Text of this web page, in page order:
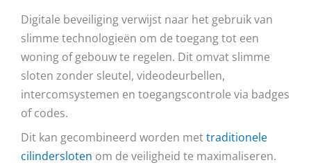
Digitale beveiliging verwijst naar het gebruik van
slimme technologieën om de toegang tot een
woning of gebouw te regelen. Dit omvat slimme
sloten zonder sleutel, videodeurbellen,
intercomsystemen en toegangscontrole via badges
of codes.
Dit kan gecombineerd worden mettraditionele
cilindersloten om de veiligheid te maximaliseren.